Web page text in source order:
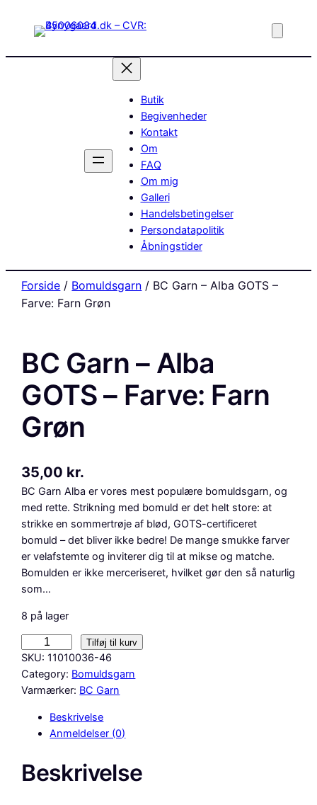
Butik
Begivenheder
Kontakt
Om
FAQ
Om mig
Galleri
Handelsbetingelser
Persondatapolitik
Åbningstider
Forside / Bomuldsgarn / BC Garn – Alba GOTS –
Farve: Farn Grøn
BC Garn – Alba
GOTS – Farve: Farn
Grøn
35,00 kr.
BC Garn Alba er vores mest populære bomuldsgarn, og
med rette. Strikning med bomuld er det helt store: at
strikke en sommertrøje af blød, GOTS-certificeret
bomuld – det bliver ikke bedre! De mange smukke farver
er velafstemte og inviterer dig til at mikse og matche.
Bomulden er ikke merceriseret, hvilket gør den så naturlig
som…
8 på lager
C
G
a
Tilføj til kurv
SKU: 11010036-46
Category: Bomuldsgarn
Varmærker: BC Garn
Beskrivelse
Anmeldelser (0)
Beskrivelse